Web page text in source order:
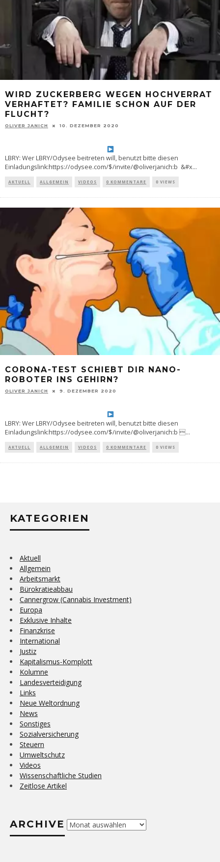
WIRD ZUCKERBERG WEGEN HOCHVERRAT
VERHAFTET? FAMILIE SCHON AUF DER
FLUCHT?
OLIVER JANICH 10. DEZEMBER 2020
LBRY: Wer LBRY/Odysee beitreten will, benutzt bitte diesen
Einladungslink:https://odysee.com/$/invite/@oliverjanich:b &#x...
AKTUELL ALLGEMEIN VIDEOS 0 KOMMENTARE 0 VIEWS
CORONA-TEST SCHIEBT DIR NANO-
ROBOTER INS GEHIRN?
OLIVER JANICH 9. DEZEMBER 2020
LBRY: Wer LBRY/Odysee beitreten will, benutzt bitte diesen
Einladungslink:https://odysee.com/$/invite/@oliverjanich:b ...
AKTUELL ALLGEMEIN VIDEOS 0 KOMMENTARE 0 VIEWS
KATEGORIEN
Aktuell
Allgemein
Arbeitsmarkt
Bürokratieabbau
Cannergrow (Cannabis Investment)
Europa
Exklusive Inhalte
Finanzkrise
International
Justiz
Kapitalismus-Komplott
Kolumne
Landesverteidigung
Links
Neue Weltordnung
News
Sonstiges
Sozialversicherung
Steuern
Umweltschutz
Videos
Wissenschaftliche Studien
Zeitlose Artikel
ARCHIVE Archive